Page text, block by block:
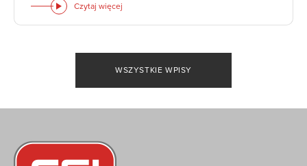
Czytaj więcej
WSZYSTKIE WPISY